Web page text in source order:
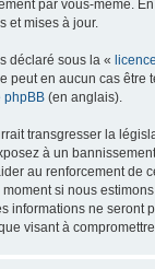
par vous-même.
et mises à jour.
déclaré sous la «
peut en aucun cas être
phpBB (en anglais).
transgresser la
à un
au renforcement de
si nous
informations ne seront
visant à